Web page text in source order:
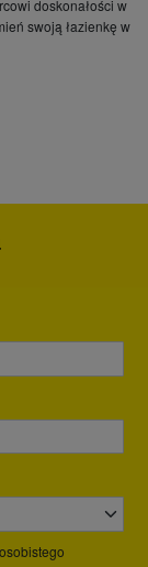
doskonałości w
swoją łazienkę w